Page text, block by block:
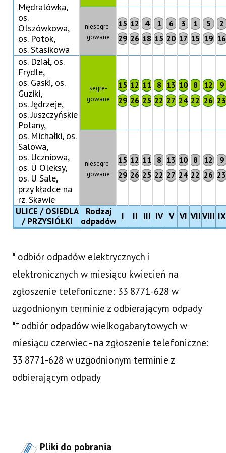
Mędralówka,
os.
Olszówkowa,
os. Potok,
os. Stasikowa
niesegre-
gowane
15
29
12
26
4
18
1
15
6
20
3
17
1
15
5
19
2
16
os. Dział, os.
Frydle,
os. Gaski, os.
Guziki,
os. Jędrzeje,
os. Juszczyńskie
Polany,
os. Michałki, os.
Salowa,
os. Uczniowa,
os. U Oleksy,
os. U Sale,
przy kładce na
rz. Skawie
segre-
gowane
15
29
12
26
11
25
8
22
13
27
10
24
8
22
12
26
9
23
niesegre-
gowane
15
29
12
26
11
25
8
22
13
27
10
24
8
22
12
26
9
23
ULICE / OSIEDLA
/ PRZYSIÓŁKI
Rodzaj
odpadów I II III IV V VI VIIVIII IX
* odbiór odpadów elektrycznych i
elektronicznych w miesiącu kwiecień na
zgłoszenie telefoniczne: 33 8771-628 w
uzgodnionym terminie z odbierającym odpady
** odbiór odpadów wielkogabarytowych w
miesiącu czerwiec - na zgłoszenie telefoniczne:
33 8771-628 w uzgodnionym terminie z
odbierającym odpady
Pliki do pobrania